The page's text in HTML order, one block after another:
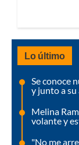
Lo último
Se conoce
y junto a su
Melina
volante y
"No me